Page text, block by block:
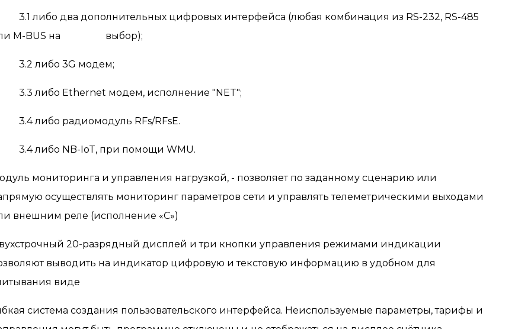
либо два дополнительных цифровых интерфейса (любая комбинация из RS-232, RS-485
M-BUS на выбор);
либо 3G модем;
либо Ethernet модем, исполнение "NET";
либо радиомодуль RFs/RFsE.
либо NB-IoT, при помощи WMU.
мониторинга и управления нагрузкой, - позволяет по заданному сценарию или
осуществлять мониторинг параметров сети и управлять телеметрическими выходами
внешним реле (исполнение «С»)
20-разрядный дисплей и три кнопки управления режимами индикации
выводить на индикатор цифровую и текстовую информацию в удобном для
виде
система создания пользовательского интерфейса. Неиспользуемые параметры, тарифы и